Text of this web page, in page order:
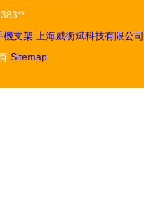
機支架
上海威衡斌科技有限公司
Sitemap